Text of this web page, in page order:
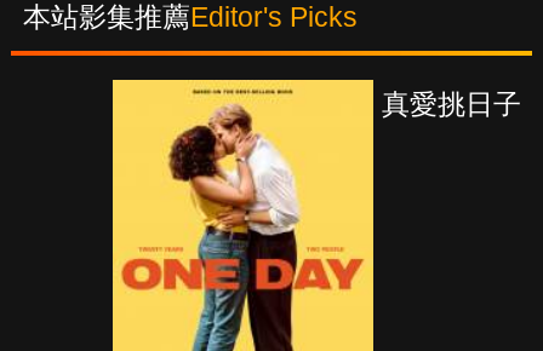
本站影集推薦Editor's Picks
真愛挑日子